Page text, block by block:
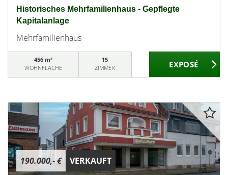
Historisches Mehrfamilienhaus - Gepflegte
Kapitalanlage
Mehrfamilienhaus
456 m²
WOHNFLÄCHE
15
ZIMMER
190.000,- € VERKAUFT